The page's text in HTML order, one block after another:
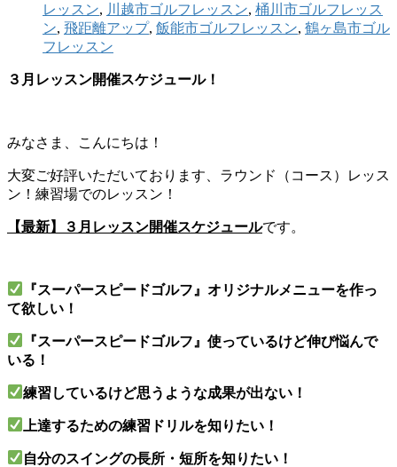
レッスン, 川越市ゴルフレッスン, 桶川市ゴルフレッス
ン, 飛距離アップ, 飯能市ゴルフレッスン, 鶴ヶ島市ゴル
フレッスン
３ 月レッスン開催スケジュール！
みなさま、こんにちは！
大変ご好評いただいております、ラウンド（コース）レッス
ン！練習場でのレッスン！
【最新】３月レッスン開催スケジュールです。
『スーパースピードゴルフ』オリジナルメニューを作っ
て欲しい！
『スーパースピードゴルフ』使っているけど伸び悩んで
いる！
練習しているけど思うような成果が出ない！
上達するための練習ドリルを知りたい！
自分のスイングの長所・短所を知りたい！